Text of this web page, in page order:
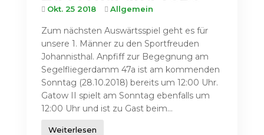
Okt. 25 2018 Allgemein
Zum nächsten Auswärtsspiel geht es für
unsere 1. Männer zu den Sportfreuden
Johannisthal. Anpfiff zur Begegnung am
Segelfliegerdamm 47a ist am kommenden
Sonntag (28.10.2018) bereits um 12:00 Uhr.
Gatow II spielt am Sonntag ebenfalls um
12:00 Uhr und ist zu Gast beim...
Weiterlesen